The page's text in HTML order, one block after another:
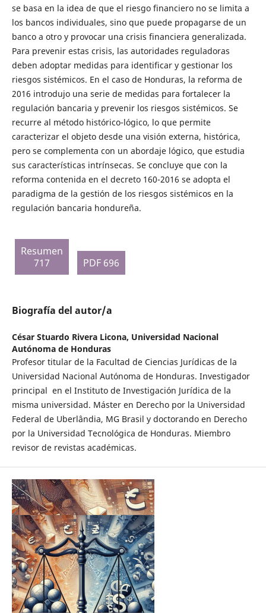
se basa en la idea de que el riesgo financiero no se limita a
los bancos individuales, sino que puede propagarse de un
banco a otro y provocar una crisis financiera generalizada.
Para prevenir estas crisis, las autoridades reguladoras
deben adoptar medidas para identificar y gestionar los
riesgos sistémicos. En el caso de Honduras, la reforma de
2016 introdujo una serie de medidas para fortalecer la
regulación bancaria y prevenir los riesgos sistémicos. Se
recurre al método histórico-lógico, lo que permite
caracterizar el objeto desde una visión externa, histórica,
pero se complementa con un abordaje lógico, que estudia
sus características intrínsecas. Se concluye que con la
reforma contenida en el decreto 160-2016 se adopta el
paradigma de la gestión de los riesgos sistémicos en la
regulación bancaria hondureña.
Resumen
717
PDF 696
Biografía del autor/a
César Stuardo Rivera Licona, Universidad Nacional
Autónoma de Honduras
Profesor titular de la Facultad de Ciencias Jurídicas de la
Universidad Nacional Autónoma de Honduras. Investigador
principal en el Instituto de Investigación Jurídica de la
misma universidad. Máster en Derecho por la Universidad
Federal de Uberlândia, MG Brasil y doctorando en Derecho
por la Universidad Tecnológica de Honduras. Miembro
revisor de revistas académicas.